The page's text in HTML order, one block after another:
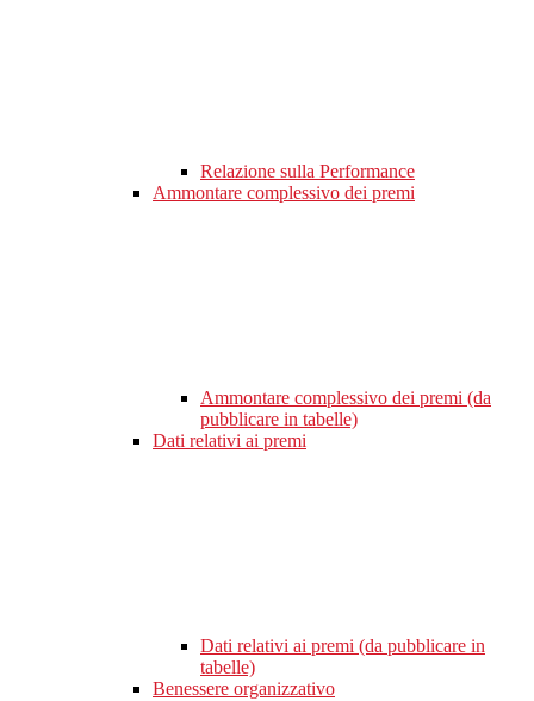
Relazione sulla Performance
Ammontare complessivo dei premi
Ammontare complessivo dei premi (da
pubblicare in tabelle)
Dati relativi ai premi
Dati relativi ai premi (da pubblicare in
tabelle)
Benessere organizzativo